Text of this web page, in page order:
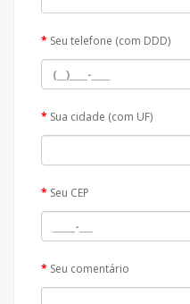
Seu telefone (com DDD)
Sua cidade (com UF)
Seu CEP
Seu comentário